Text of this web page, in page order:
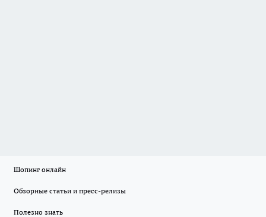
Шопинг онлайн
Обзорные статьи и пресс-релизы
Полезно знать